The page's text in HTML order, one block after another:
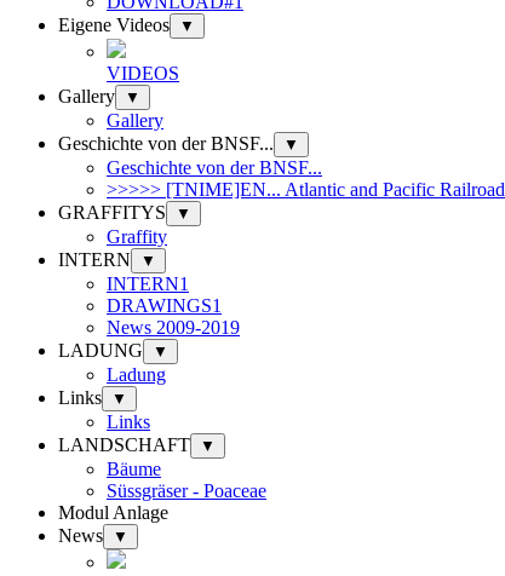
Eigene Videos
▼
VIDEOS
Gallery
▼
Gallery
Geschichte von der BNSF...
▼
Geschichte von der BNSF...
>>>>> [TNIME]EN... Atlantic and Pacific Railroad
GRAFFITYS
▼
Graffity
INTERN
▼
INTERN1
DRAWINGS1
News 2009-2019
LADUNG
▼
Ladung
Links
▼
Links
LANDSCHAFT
▼
Bäume
Süssgräser - Poaceae
Modul Anlage
News
▼